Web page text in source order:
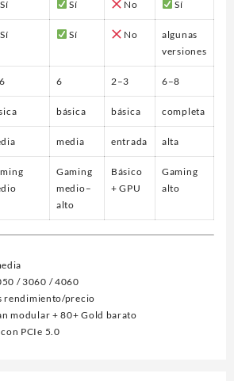
Sí Sí No Sí
Sí Sí No
algunas
versiones
6 2–3 6–8
básica básica completa
media entrada alta
Gaming
medio–
alto
Básico
+ GPU
Gaming
alto
/ 3060 / 4060
rendimiento/precio
modular + 80+ Gold barato
PCIe 5.0